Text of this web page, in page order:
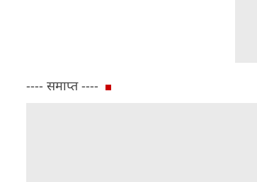
---- समाप्त ----